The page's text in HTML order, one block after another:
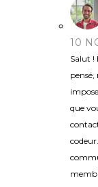
10
Salut !
que